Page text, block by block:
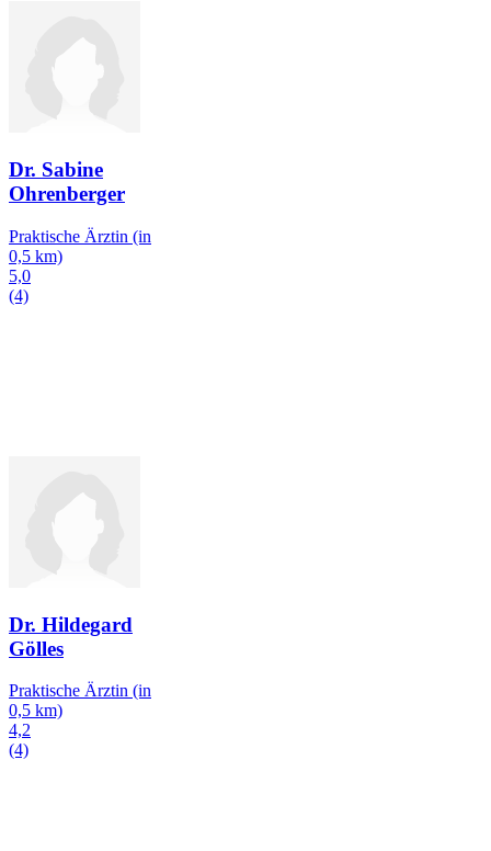
Dr. Sabine
Ohrenberger
Praktische Ärztin (in
0,5 km)
5,0
(4)
Dr. Hildegard
Gölles
Praktische Ärztin (in
0,5 km)
4,2
(4)